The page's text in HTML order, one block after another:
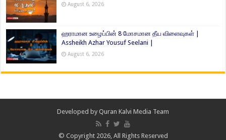
August 6, 2026
ஹராமான உழைப்பின் 8 மோசமான தீய விளைவுகள் |
Assheikh Azhar Yousuf Seelani |
August 6, 2026
Developed by Quran Kalvi Media Team
© Copyright 2026, All Rights Reserved